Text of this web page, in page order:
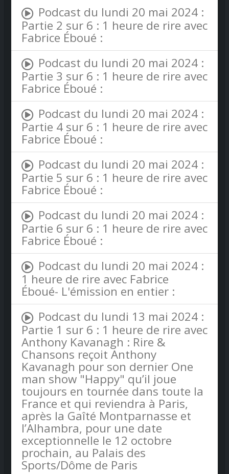
Podcast du lundi 20 mai 2024 :
Partie 2 sur 6 : 1 heure de rire avec
Fabrice Éboué :
Podcast du lundi 20 mai 2024 :
Partie 3 sur 6 : 1 heure de rire avec
Fabrice Éboué :
Podcast du lundi 20 mai 2024 :
Partie 4 sur 6 : 1 heure de rire avec
Fabrice Éboué :
Podcast du lundi 20 mai 2024 :
Partie 5 sur 6 : 1 heure de rire avec
Fabrice Éboué :
Podcast du lundi 20 mai 2024 :
Partie 6 sur 6 : 1 heure de rire avec
Fabrice Éboué :
Podcast du lundi 20 mai 2024 :
1 heure de rire avec Fabrice
Éboué- L'émission en entier :
Podcast du lundi 13 mai 2024 :
Partie 1 sur 6 : 1 heure de rire avec
Anthony Kavanagh : Rire &
Chansons reçoit Anthony
Kavanagh pour son dernier One
man show "Happy" qu’il joue
toujours en tournée dans toute la
France et qui reviendra à Paris,
après la Gaîté Montparnasse et
l’Alhambra, pour une date
exceptionnelle le 12 octobre
prochain, au Palais des
Sports/Dôme de Paris